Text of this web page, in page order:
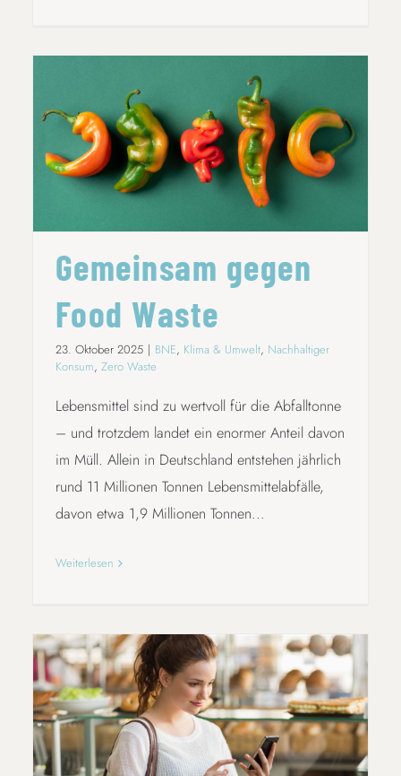
GEMEINSAM GEGEN FOOD WASTE
Gemeinsam gegen
Food Waste
23. Oktober 2025 | BNE, Klima & Umwelt, Nachhaltiger
Konsum, Zero Waste
Lebensmittel sind zu wertvoll für die Abfalltonne
– und trotzdem landet ein enormer Anteil davon
im Müll. Allein in Deutschland entstehen jährlich
rund 11 Millionen Tonnen Lebensmittelabfälle,
davon etwa 1,9 Millionen Tonnen...
Weiterlesen
NACHHALTIGKEIT TO GO